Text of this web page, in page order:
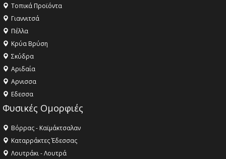
Τοπικά Προϊόντα
Γιαννιτσά
Πέλλα
Κρύα Βρύση
Σκύδρα
Αριδαία
Aρνισσα
Eδεσσα
Φυσικές Ομορφιές
Βόρρας - Καϊμάκτσαλαν
Καταρράκτες Έδεσσας
Λουτράκι - Λουτρά